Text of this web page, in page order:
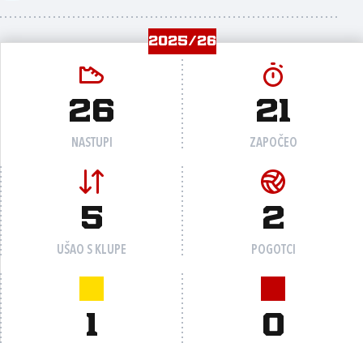
2025/26
26
NASTUPI
21
ZAPOČEO
5
UŠAO S KLUPE
2
POGOTCI
1 0